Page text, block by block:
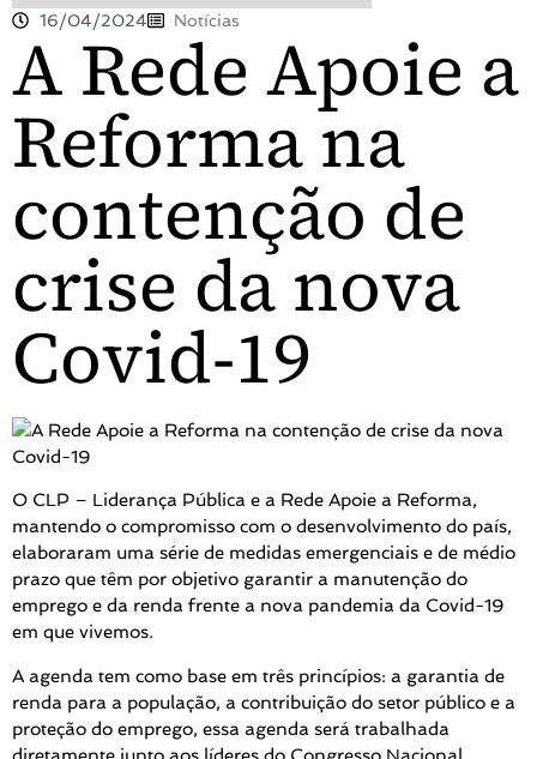
16/04/2024 Notícias
A Rede Apoie a
Reforma na
contenção de
crise da nova
Covid-19
O CLP – Liderança Pública e a Rede Apoie a Reforma,
mantendo o compromisso com o desenvolvimento do país,
elaboraram uma série de medidas emergenciais e de médio
prazo que têm por objetivo garantir a manutenção do
emprego e da renda frente a nova pandemia da Covid-19
em que vivemos.
A agenda tem como base em três princípios: a garantia de
renda para a população, a contribuição do setor público e a
proteção do emprego, essa agenda será trabalhada